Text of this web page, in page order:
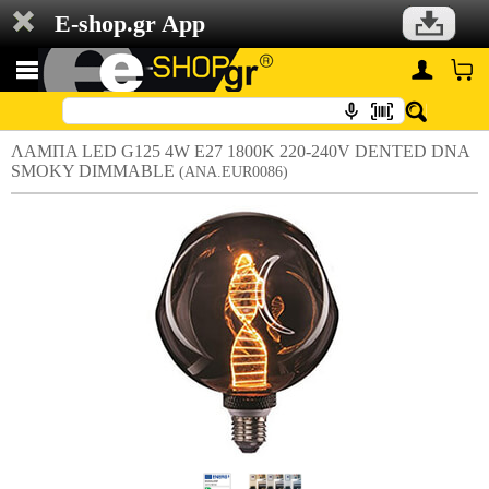
E-shop.gr App
ΛΑΜΠΑ LED G125 4W E27 1800K 220-240V DENTED DNA
SMOKY DIMMABLE (ANA.EUR0086)